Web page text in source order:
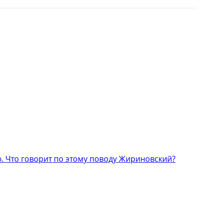
говорит по этому поводу Жириновский?